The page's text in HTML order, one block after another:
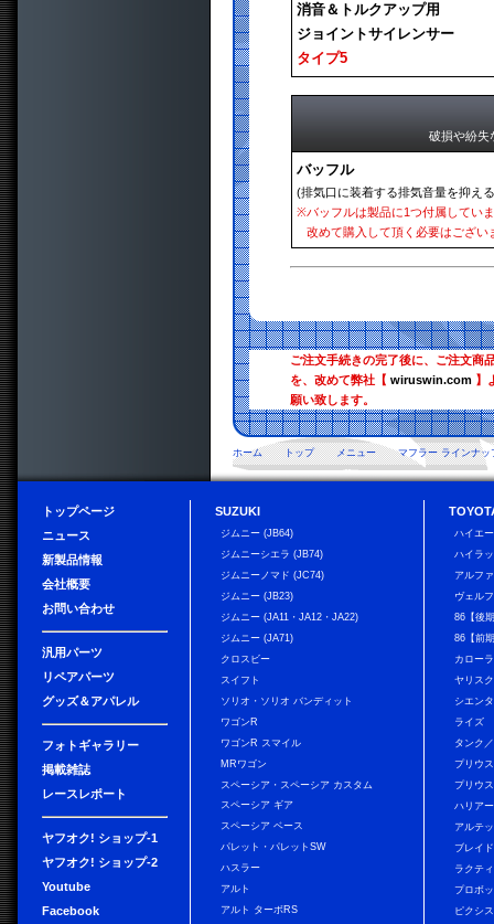
消音＆トルクアップ用
ジョイントサイレンサー
タイプ5
破損や紛失
バッフル
(排気口に装着する排気音量を抑え
※バッフルは製品に1つ付属してい
改めて購入して頂く必要はござい
ご注文手続きの完了後に、ご注文商
を、改めて弊社【wiruswin.com 】
願い致します。
ホーム トップ メニュー マフラー ラインナッ
トップページ
ニュース
新製品情報
会社概要
お問い合わせ
汎用パーツ
リペアパーツ
グッズ＆アパレル
フォトギャラリー
掲載雑誌
レースレポート
ヤフオク! ショップ-1
ヤフオク! ショップ-2
Youtube
Facebook
SUZUKI
ジムニー (JB64)
ジムニーシエラ (JB74)
ジムニーノマド (JC74)
ジムニー (JB23)
ジムニー (JA11・JA12・JA22)
ジムニー (JA71)
クロスビー
スイフト
ソリオ・ソリオ バンディット
ワゴンR
ワゴンR スマイル
MRワゴン
スペーシア・スペーシア カスタム
スペーシア ギア
スペーシア ベース
パレット・パレットSW
ハスラー
アルト
アルト ターボRS
ハイエ
ハイラ
アルフ
ヴェル
86【後
86【前
カロー
ヤリス
シエンタ
ライズ
タンク
プリウス
プリウ
ハリアー
アルテ
ブレイド
ラクテ
プロボ
ピクシ